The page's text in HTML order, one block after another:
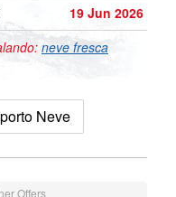
19 Jun 2026
neve fresca
Neve
Offers